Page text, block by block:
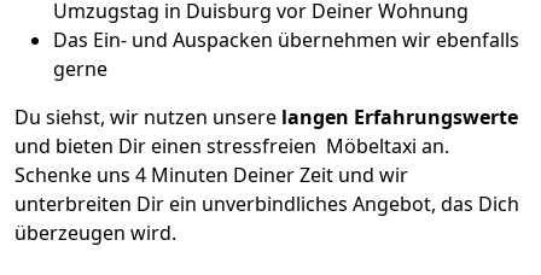
Umzugstag in Duisburg vor Deiner Wohnung
Das Ein- und Auspacken übernehmen wir ebenfalls
gerne
Du siehst, wir nutzen unsere langen Erfahrungswerte
und bieten Dir einen stressfreien Möbeltaxi an.
Schenke uns 4 Minuten Deiner Zeit und wir
unterbreiten Dir ein unverbindliches Angebot, das Dich
überzeugen wird.